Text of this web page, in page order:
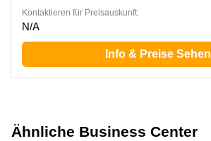
Kontaktieren für Preisauskunft:
N/A
Info & Preise Sehen
Ähnliche Business Center